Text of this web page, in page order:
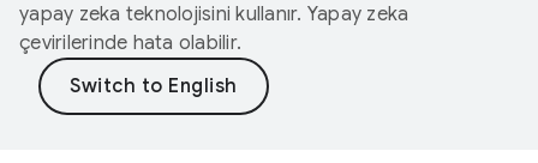
yapay zeka teknolojisini kullanır. Yapay zeka
çevirilerinde hata olabilir.